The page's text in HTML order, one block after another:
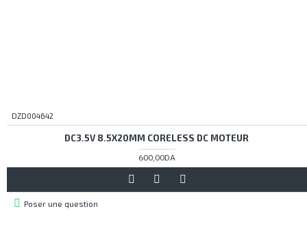
DZD004642
DC3.5V 8.5X20MM CORELESS DC MOTEUR
600,00DA
Poser une question